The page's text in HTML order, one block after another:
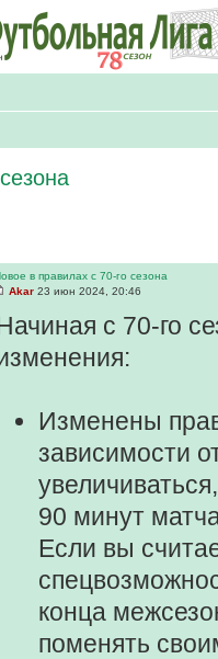
в правилах с 70-го сезона
Akar 23 июн 2024, 20:46
с 70-го
Изменены
зависимости
90 минут
Если вы
конца
поменять